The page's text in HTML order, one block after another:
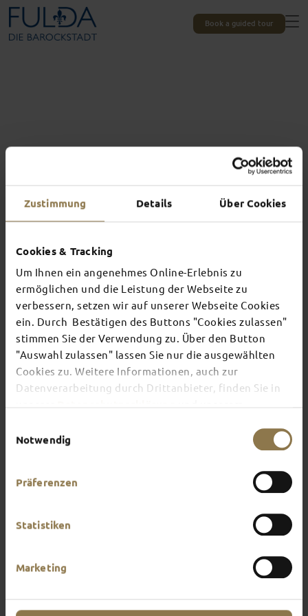
Zustimmung Details Über Cookies
Cookies & Tracking
Um Ihnen ein angenehmes Online-Erlebnis zu
ermöglichen und die Leistung der Webseite zu
verbessern, setzen wir auf unserer Webseite Cookies
ein. Durch Bestätigen des Buttons "Cookies zulassen"
stimmen Sie der Verwendung zu. Über den Button
"Auswahl zulassen" lassen Sie nur die ausgewählten
Cookies zu. Weitere Informationen, auch zur
Datenverarbeitung durch Drittanbieter, finden Sie in
Notwendig
Präferenzen
Statistiken
Marketing
Book a guided tour
Experiences unique to Fulda
TOP EVENTS
There's always something going on in Fulda:
whether it's a concert, a musical, a fun-filled
guided tour or a theatre performance – this is the
place to discover the current events and